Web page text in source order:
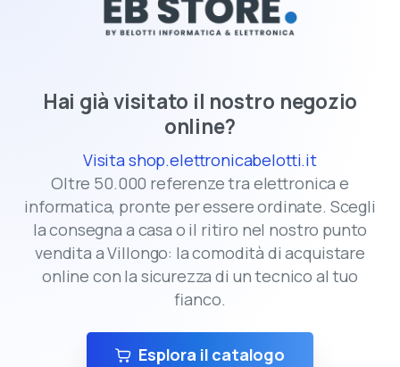
Hai già visitato il nostro negozio
online?
Visita shop.elettronicabelotti.it
Oltre 50.000 referenze tra elettronica e
informatica, pronte per essere ordinate. Scegli
la consegna a casa o il ritiro nel nostro punto
vendita a Villongo: la comodità di acquistare
online con la sicurezza di un tecnico al tuo
fianco.
Esplora il catalogo